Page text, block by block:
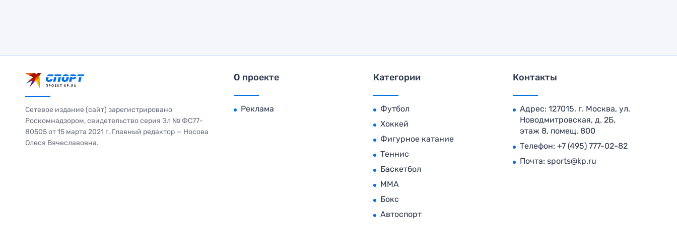
Сетевое издание (сайт) зарегистрировано
Роскомнадзором, свидетельство серия Эл № ФС77-
80505 от 15 марта 2021 г. Главный редактор — Носова
Олеся Вячеславовна.
О проекте
Реклама
Категории
Футбол
Хоккей
Фигурное катание
Теннис
Баскетбол
MMA
Бокс
Автоспорт
Контакты
Адрес: 127015, г. Москва, ул.
Новодмитровская, д. 2Б,
этаж 8, помещ. 800
Телефон: +7 (495) 777-02-82
Почта: sports@kp.ru